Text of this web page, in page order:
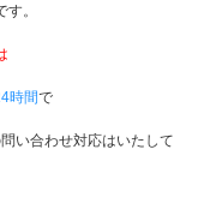
。
時間で
い合わせ対応はいたして